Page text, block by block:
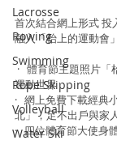
Lacrosse
Rowing
Swimming
Rope Skipping
Volleyball
Water Ski
首次結合網上形式 投
融入「枱上的運動會」
·   體育節主題照片「枱上的運動會」，投入創意
運動世界
·   網上免費下載經典
北」，足不出戶與家
·   四位體育節大使身